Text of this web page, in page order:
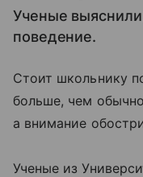
Ученые
поведение.
Стоит школьнику
больше, чем
а внимание
Ученые из